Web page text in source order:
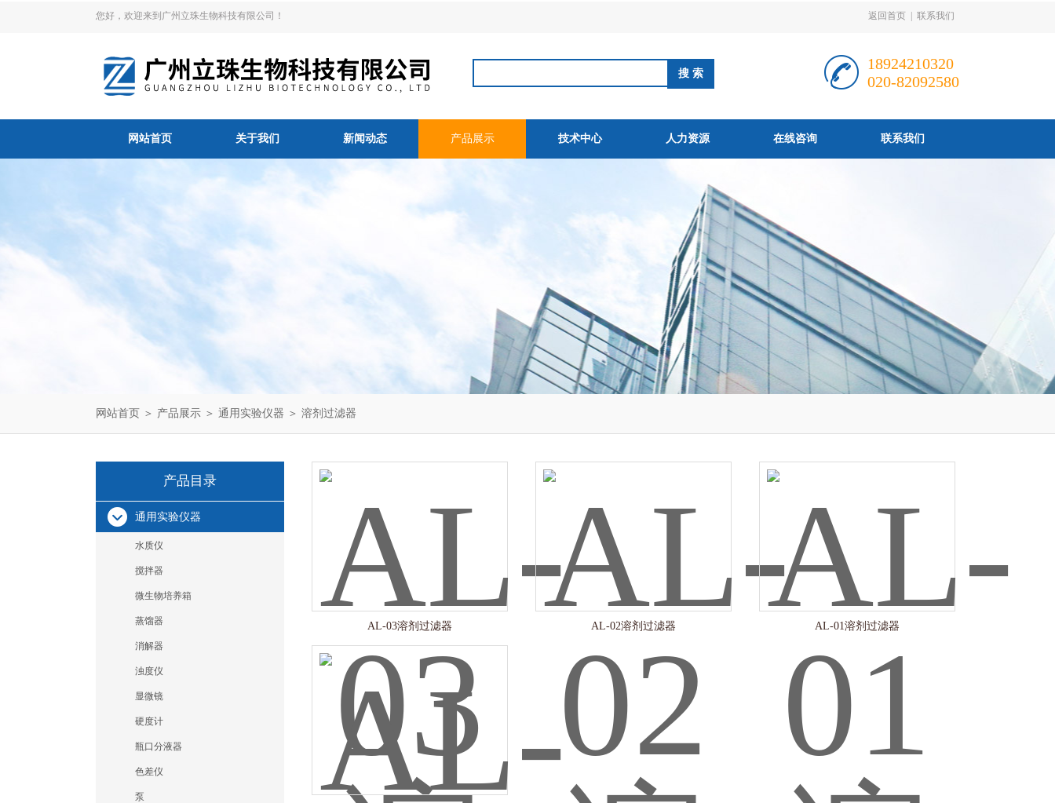
您好，欢迎来到广州立珠生物科技有限公司！ 返回首页 联系我们
18924210320
020-82092580
网站首页 关于我们 新闻动态 产品展示 技术中心 人力资源 在线咨询 联系我们
网站首页 ＞ 产品展示 ＞ 通用实验仪器 ＞ 溶剂过滤器
产品目录
通用实验仪器
水质仪
搅拌器
微生物培养箱
蒸馏器
消解器
浊度仪
显微镜
硬度计
瓶口分液器
色差仪
泵
AL-03溶剂过滤器 AL-02溶剂过滤器 AL-01溶剂过滤器